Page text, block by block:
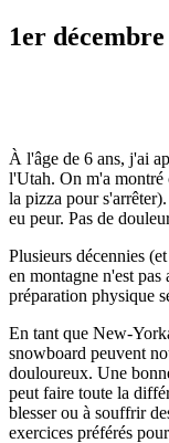
1er décembre
À l'âge de 6 ans, j'ai
l'Utah. On m'a montré
la pizza pour
eu peur. Pas de
Plusieurs décennies
en montagne n'est
préparation physique
En tant que New-
snowboard peuvent
douloureux. Une
peut faire toute la
blesser ou à souffrir
exercices préférés